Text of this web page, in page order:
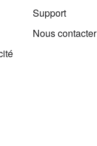
Support
Nous contacter